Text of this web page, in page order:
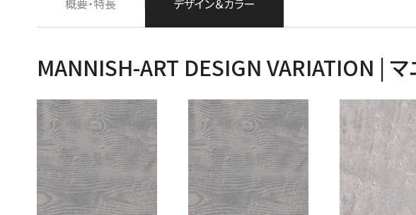
MANNISH-ART DESIGN VARIATION | マ